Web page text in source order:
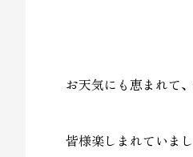
お天気にも恵まれて
皆様楽しまれていま